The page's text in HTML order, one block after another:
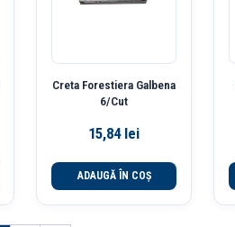
Creta Forestiera Galbena
6/Cut
15,84 lei
ADAUGĂ ÎN COȘ